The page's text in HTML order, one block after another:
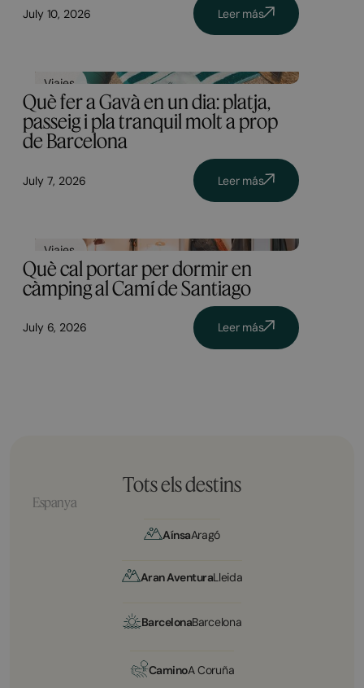
July 10, 2026 Leer más
Viajes
Què fer a Gavà en un dia: platja,
passeig i pla tranquil molt a prop
de Barcelona
July 7, 2026 Leer más
Viajes
Què cal portar per dormir en
càmping al Camí de Santiago
July 6, 2026 Leer más
Tots els destins
Espanya
AínsaAragó
Aran AventuraLleida
BarcelonaBarcelona
CaminoA Coruña